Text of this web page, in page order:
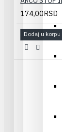
174,00RSD
Dodaj u korpu